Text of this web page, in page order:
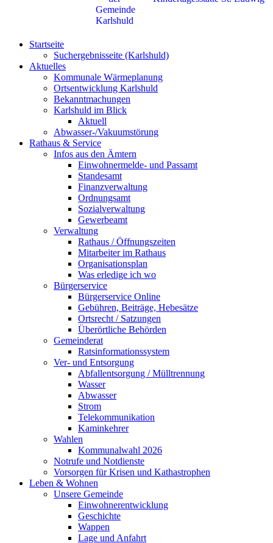
Startseite
Suchergebnisseite (Karlshuld)
Aktuelles
Kommunale Wärmeplanung
Ortsentwicklung Karlshuld
Bekanntmachungen
Karlshuld im Blick
Aktuell
Abwasser-/Vakuumstörung
Rathaus & Service
Infos aus den Ämtern
Einwohnermelde- und Passamt
Standesamt
Finanzverwaltung
Ordnungsamt
Sozialverwaltung
Gewerbeamt
Verwaltung
Rathaus / Öffnungszeiten
Mitarbeiter im Rathaus
Organisationsplan
Was erledige ich wo
Bürgerservice
Bürgerservice Online
Gebühren, Beiträge, Hebesätze
Ortsrecht / Satzungen
Überörtliche Behörden
Gemeinderat
Ratsinformationssystem
Ver- und Entsorgung
Abfallentsorgung / Mülltrennung
Wasser
Abwasser
Strom
Telekommunikation
Kaminkehrer
Wahlen
Kommunalwahl 2026
Notrufe und Notdienste
Vorsorgen für Krisen und Kathastrophen
Leben & Wohnen
Unsere Gemeinde
Einwohnerentwicklung
Geschichte
Wappen
Lage und Anfahrt